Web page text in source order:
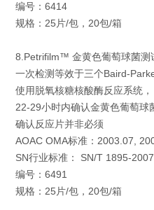
编号：6414
规格：25片/包，20包/箱
8.Petrifilm™ 金黄色葡萄球菌测
一次检测等效于三个Baird-
使用脱氧核糖核酸酶反应系统
22-29小时内确认金黄色葡萄球
确认反应片并非必须
AOAC OMA标准：2003.07,
SN行业标准： SN/T 1895-2007
编号：6491
规格：25片/包，20包/箱